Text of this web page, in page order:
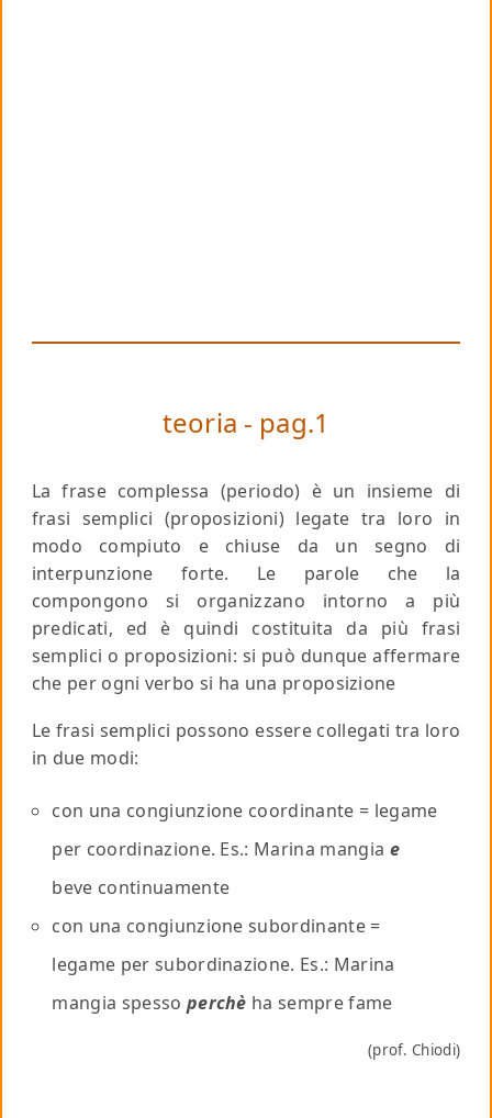
teoria - pag.1
La frase complessa (periodo) è un insieme di
frasi semplici (proposizioni) legate tra loro in
modo compiuto e chiuse da un segno di
interpunzione forte. Le parole che la
compongono si organizzano intorno a più
predicati, ed è quindi costituita da più frasi
semplici o proposizioni: si può dunque affermare
che per ogni verbo si ha una proposizione
Le frasi semplici possono essere collegati tra loro
in due modi:
con una congiunzione coordinante = legame
per coordinazione. Es.: Marina mangia e
beve continuamente
con una congiunzione subordinante =
legame per subordinazione. Es.: Marina
mangia spesso perchè ha sempre fame
(prof. Chiodi)